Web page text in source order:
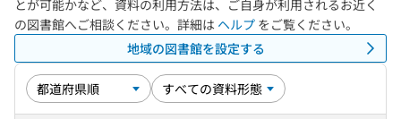
とが可能かなど、資料の利用方法は、ご自身が利用されるお近く
の図書館へご相談ください。詳細は ヘルプ をご覧ください。
地域の図書館を設定する